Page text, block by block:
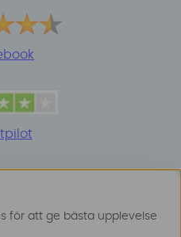
för att ge bästa upplevelse